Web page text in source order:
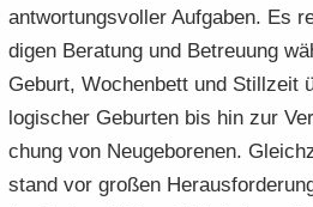
ant­wor­tungs­vol­ler Auf­ga­ben. Es
di­gen Be­ra­tung und Be­treu­ung
Ge­burt, Wo­chen­bett und Still­zeit
lo­gi­scher Ge­bur­ten bis hin zur
chung von Neu­ge­bo­re­nen.
stand vor gro­ßen